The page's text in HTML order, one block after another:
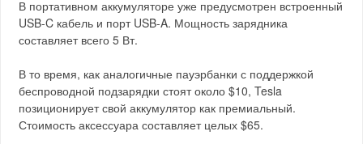
В портативном аккумуляторе уже предусмотрен встроенный
USB-C кабель и порт USB-A. Мощность зарядника
составляет всего 5 Вт.
В то время, как аналогичные пауэрбанки с поддержкой
беспроводной подзарядки стоят около $10, Tesla
позиционирует свой аккумулятор как премиальный.
Стоимость аксессуара составляет целых $65.